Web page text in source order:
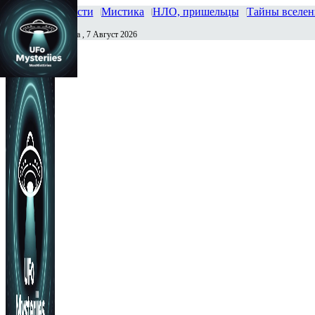
Главная Новости Мистика НЛО, пришельцы Тайны
Сегодня Пятница , 7 Август 2026